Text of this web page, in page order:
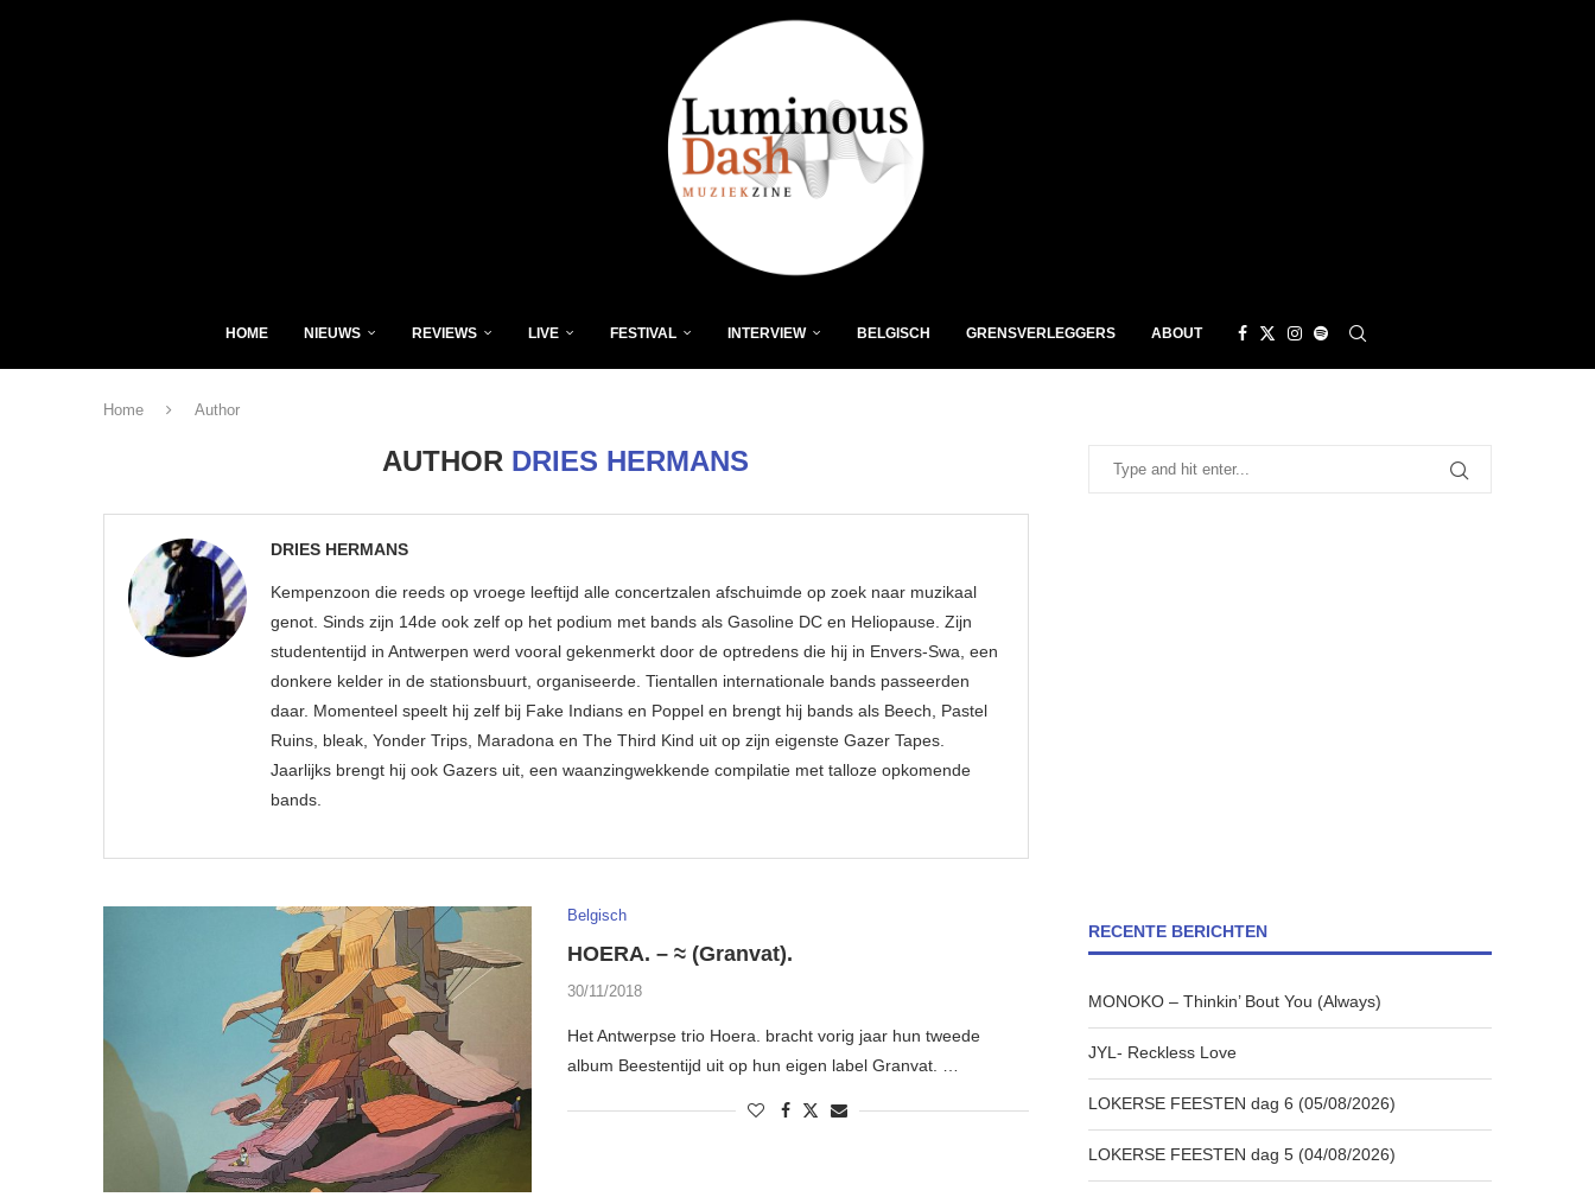
HOME NIEUWS REVIEWS LIVE FESTIVAL INTERVIEW BELGISCH GRENSVERLEGGERS ABOUT
Home Author
AUTHOR DRIES HERMANS
DRIES HERMANS
Kempenzoon die reeds op vroege leeftijd alle concertzalen afschuimde op zoek naar muzikaal
genot. Sinds zijn 14de ook zelf op het podium met bands als Gasoline DC en Heliopause. Zijn
studententijd in Antwerpen werd vooral gekenmerkt door de optredens die hij in Envers-Swa, een
donkere kelder in de stationsbuurt, organiseerde. Tientallen internationale bands passeerden
daar. Momenteel speelt hij zelf bij Fake Indians en Poppel en brengt hij bands als Beech, Pastel
Ruins, bleak, Yonder Trips, Maradona en The Third Kind uit op zijn eigenste Gazer Tapes.
Jaarlijks brengt hij ook Gazers uit, een waanzingwekkende compilatie met talloze opkomende
bands.
Belgisch
HOERA. – ≈ (Granvat).
30/11/2018
Het Antwerpse trio Hoera. bracht vorig jaar hun tweede
album Beestentijd uit op hun eigen label Granvat. …
RECENTE BERICHTEN
MONOKO – Thinkin’ Bout You (Always)
JYL- Reckless Love
LOKERSE FEESTEN dag 6 (05/08/2026)
LOKERSE FEESTEN dag 5 (04/08/2026)